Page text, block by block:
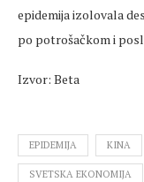
epidemija izolovala
po potrošačkom i
Izvor: Beta
EPIDEMIJA KINA
SVETSKA EKONOMIJA